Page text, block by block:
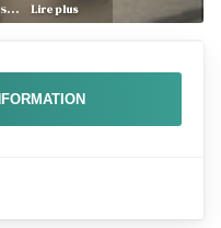
Lire plus